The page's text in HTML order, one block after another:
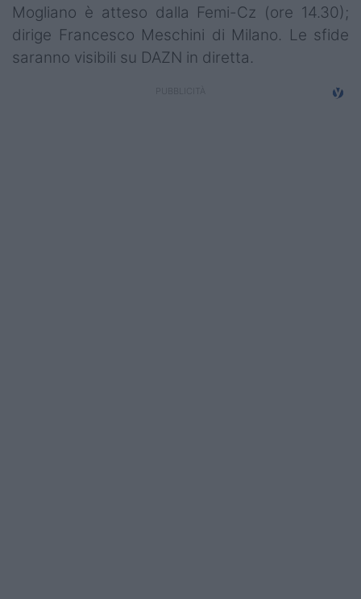
Mogliano è atteso dalla Femi-Cz (ore 14.30);
dirige Francesco Meschini di Milano. Le sfide
saranno visibili su DAZN in diretta.